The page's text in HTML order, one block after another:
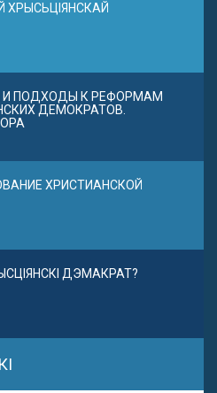
ХРЫСЬЦІЯНСКАЙ
И ПОДХОДЫ К РЕФОРМАМ
ДЕМОКРАТОВ.
ХРИСТИАНСКОЙ
ДЭМАКРАТ?